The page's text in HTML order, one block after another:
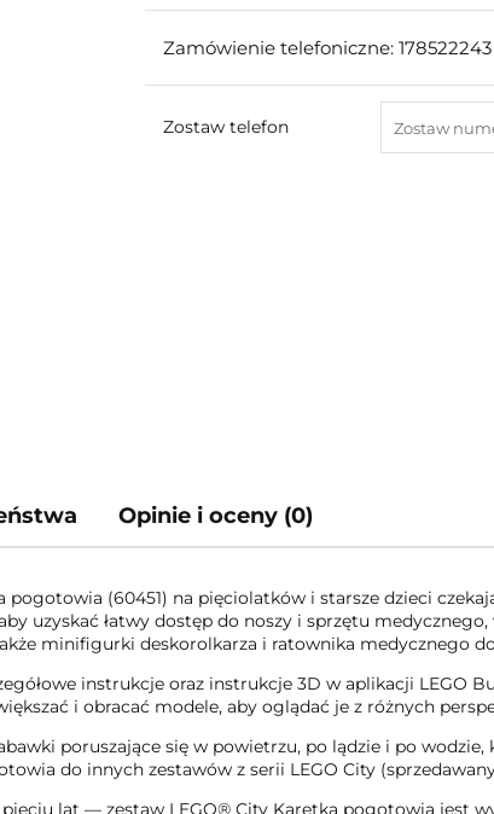
Zamówienie telefoniczne: 178522243
Zostaw telefon
Opinie i oceny (0)
pogotowia (60451) na pięciolatków i starsze dzieci
uzyskać łatwy dostęp do noszy i sprzętu
minifigurki deskorolkarza i ratownika medycznego
instrukcje oraz instrukcje 3D w aplikacji LEGO
i obracać modele, aby oglądać je z różnych
poruszające się w powietrzu, po lądzie i po
do innych zestawów z serii LEGO City
lat — zestaw LEGO® City Karetka pogotowia jest